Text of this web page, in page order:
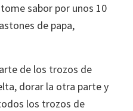
sabor por unos 10
de papa,
de los trozos de
dorar la otra parte y
los trozos de